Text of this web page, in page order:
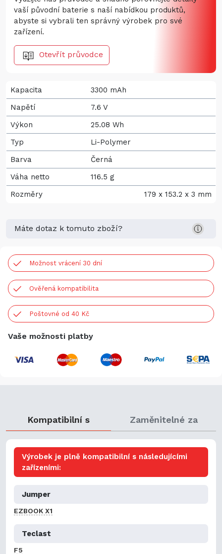
vaší původní baterie s naší nabídkou produktů,
abyste si vybrali ten správný výrobek pro své
zařízení.
Otevřít průvodce
Kapacita
3300 mAh
Napětí
7.6 V
Výkon
25.08 Wh
Typ
Li-Polymer
Barva
Černá
Váha netto
116.5 g
Rozměry
179 x 153.2 x 3 mm
Máte dotaz k tomuto zboží?
Možnost vrácení 30 dní
Ověřená kompatibilita
Poštovné od 40 Kč
Vaše možnosti platby
Kompatibilní s Zaměnitelné za
Výrobek je plně kompatibilní s následujícími
zařízeními:
Jumper
EZBOOK X1
Teclast
F5